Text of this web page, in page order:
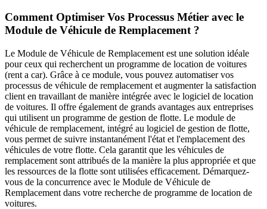
Comment Optimiser Vos Processus Métier avec le
Module de Véhicule de Remplacement ?
Le Module de Véhicule de Remplacement est une solution idéale
pour ceux qui recherchent un programme de location de voitures
(rent a car). Grâce à ce module, vous pouvez automatiser vos
processus de véhicule de remplacement et augmenter la satisfaction
client en travaillant de manière intégrée avec le logiciel de location
de voitures. Il offre également de grands avantages aux entreprises
qui utilisent un programme de gestion de flotte. Le module de
véhicule de remplacement, intégré au logiciel de gestion de flotte,
vous permet de suivre instantanément l'état et l'emplacement des
véhicules de votre flotte. Cela garantit que les véhicules de
remplacement sont attribués de la manière la plus appropriée et que
les ressources de la flotte sont utilisées efficacement. Démarquez-
vous de la concurrence avec le Module de Véhicule de
Remplacement dans votre recherche de programme de location de
voitures.